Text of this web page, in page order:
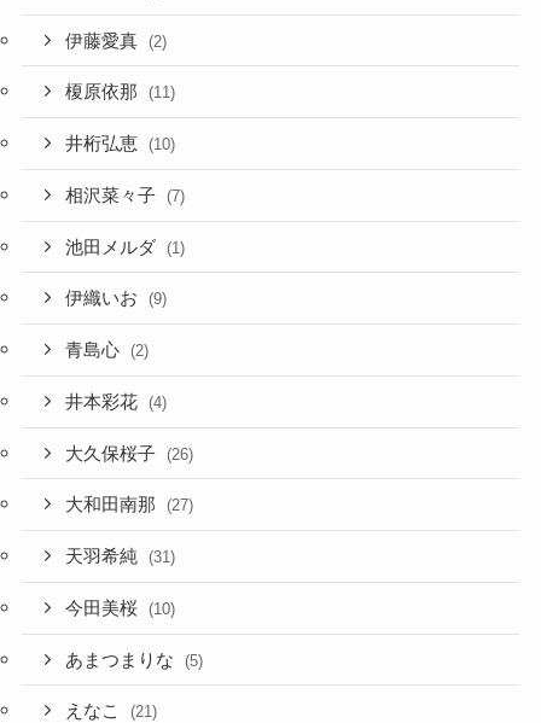
伊藤愛真 (2)
榎原依那 (11)
井桁弘恵 (10)
相沢菜々子 (7)
池田メルダ (1)
伊織いお (9)
青島心 (2)
井本彩花 (4)
大久保桜子 (26)
大和田南那 (27)
天羽希純 (31)
今田美桜 (10)
あまつまりな (5)
えなこ (21)